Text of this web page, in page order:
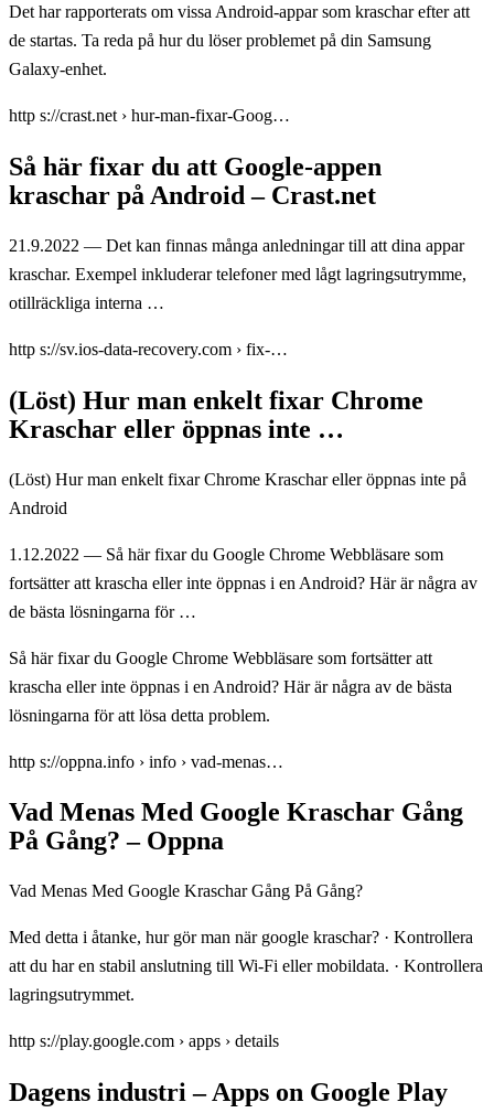
Det har rapporterats om vissa Android-appar som kraschar efter att
de startas. Ta reda på hur du löser problemet på din Samsung
Galaxy-enhet.
http s://crast.net › hur-man-fixar-Goog…
Så här fixar du att Google-appen
kraschar på Android – Crast.net
21.9.2022 — Det kan finnas många anledningar till att dina appar
kraschar. Exempel inkluderar telefoner med lågt lagringsutrymme,
otillräckliga interna …
http s://sv.ios-data-recovery.com › fix-…
(Löst) Hur man enkelt fixar Chrome
Kraschar eller öppnas inte …
(Löst) Hur man enkelt fixar Chrome Kraschar eller öppnas inte på
Android
1.12.2022 — Så här fixar du Google Chrome Webbläsare som
fortsätter att krascha eller inte öppnas i en Android? Här är några av
de bästa lösningarna för …
Så här fixar du Google Chrome Webbläsare som fortsätter att
krascha eller inte öppnas i en Android? Här är några av de bästa
lösningarna för att lösa detta problem.
http s://oppna.info › info › vad-menas…
Vad Menas Med Google Kraschar Gång
På Gång? – Oppna
Vad Menas Med Google Kraschar Gång På Gång?
Med detta i åtanke, hur gör man när google kraschar? · Kontrollera
att du har en stabil anslutning till Wi-Fi eller mobildata. · Kontrollera
lagringsutrymmet.
http s://play.google.com › apps › details
Dagens industri – Apps on Google Play